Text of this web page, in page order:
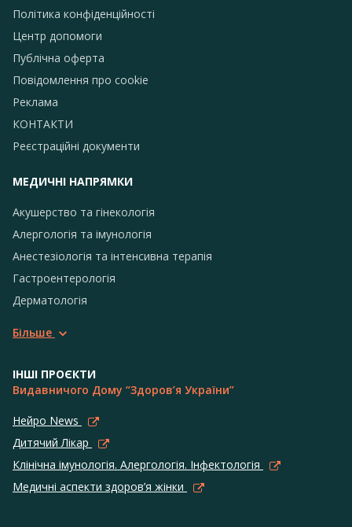
Політика конфіденційності
Центр допомоги
Публічна оферта
Повідомлення про сookie
Реклама
КОНТАКТИ
Реєстраційні документи
МЕДИЧНІ НАПРЯМКИ
Акушерство та гінекологія
Алергологія та імунологія
Анестезіологія та інтенсивна терапія
Гастроентерологія
Дерматологія
Більше
ІНШІ ПРОЄКТИ
Видавничого Дому “Здоров’я України”
Нейро News
Дитячий Лікар
Клінічна імунологія. Алергологія. Інфектологія
Медичні аспекти здоров’я жінки